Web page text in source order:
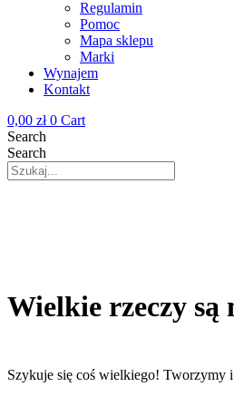
Regulamin
Pomoc
Mapa sklepu
Marki
Wynajem
Kontakt
0,00 zł 0 Cart
Search
Search
Wielkie rzeczy są
Szykuje się coś wielkiego! Tworzymy